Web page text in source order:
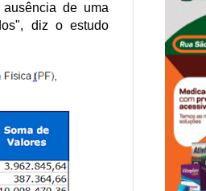
de uma
diz o estudo